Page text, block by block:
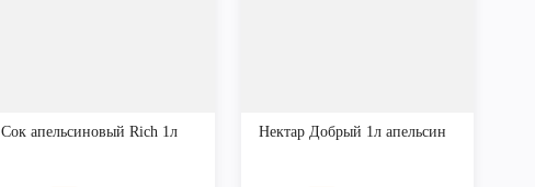
Сок апельсиновый Rich 1л Нектар Добрый 1л апельсин